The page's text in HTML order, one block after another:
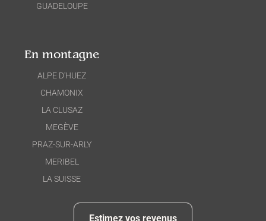
GUADELOUPE
En montagne
ALPE D'HUEZ
CHAMONIX
LA CLUSAZ
MEGÈVE
PRAZ-SUR-ARLY
MERIBEL
LA SUISSE
Estimez vos revenus